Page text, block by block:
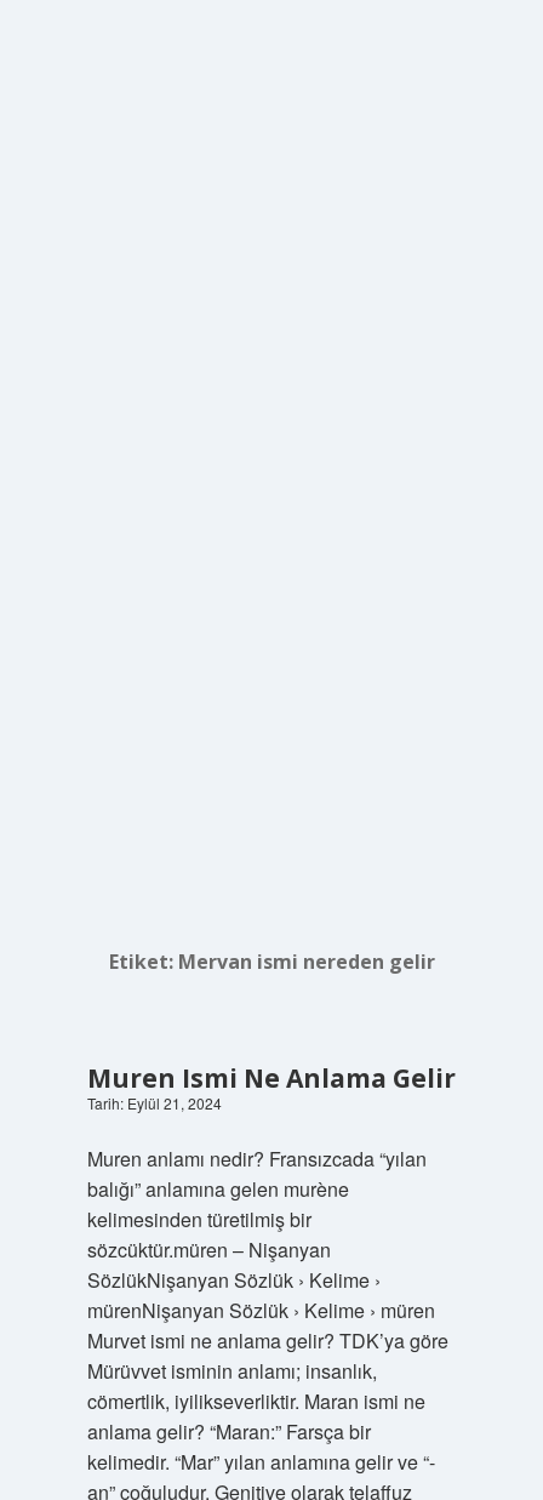
Etiket: Mervan ismi nereden gelir
Muren Ismi Ne Anlama Gelir
Tarih: Eylül 21, 2024
Muren anlamı nedir? Fransızcada “yılan
balığı” anlamına gelen murène
kelimesinden türetilmiş bir
sözcüktür.müren – Nişanyan
SözlükNişanyan Sözlük › Kelime ›
mürenNişanyan Sözlük › Kelime › müren
Murvet ismi ne anlama gelir? TDK’ya göre
Mürüvvet isminin anlamı; insanlık,
cömertlik, iyilikseverliktir. Maran ismi ne
anlama gelir? “Maran:” Farsça bir
kelimedir. “Mar” yılan anlamına gelir ve “-
an” çoğuludur. Genitive olarak telaffuz